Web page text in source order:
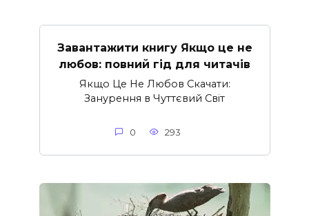
Завантажити книгу Якщо це не
любов: повний гід для читачів
Якщо Це Не Любов Скачати:
Занурення в Чуттєвий Світ
0 293